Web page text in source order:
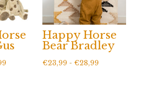
Prijsklasse:
Happy Horse
Bear Bradley
€23,99 - €28,99